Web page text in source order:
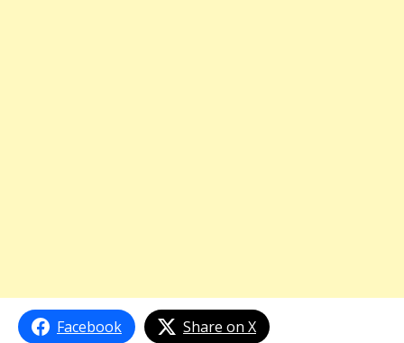
Facebook Share on X